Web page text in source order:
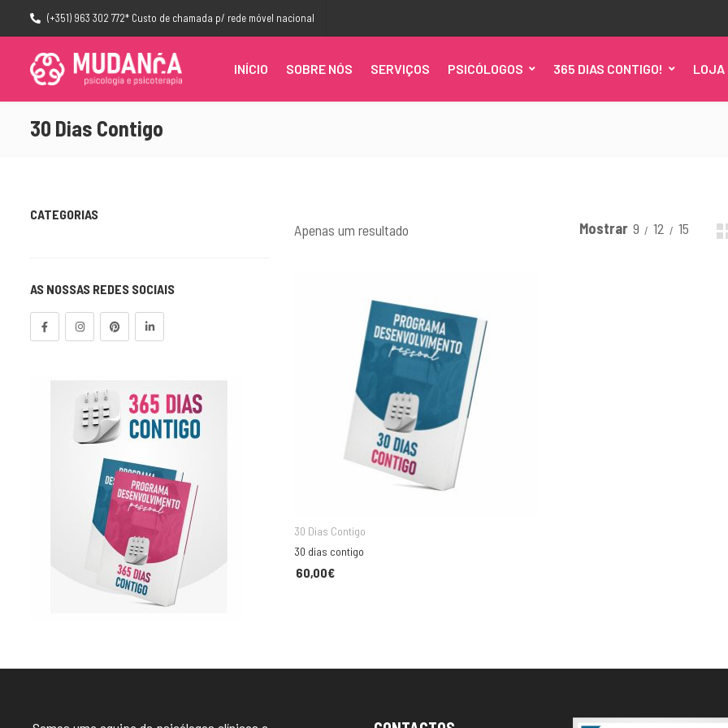
(+351) 963 302 772* Custo de chamada p/ rede móvel nacional
INÍCIO SOBRE NÓS SERVIÇOS PSICÓLOGOS 365 DIAS CONTIGO! LOJA
30 Dias Contigo
Apenas um resultado Mostrar 9 12 15
ADICIONAR
30 Dias Contigo
30 dias contigo
60,00€
CATEGORIAS
365 Anual
Programa Desenvolvimento Pessoal
AS NOSSAS REDES SOCIAIS